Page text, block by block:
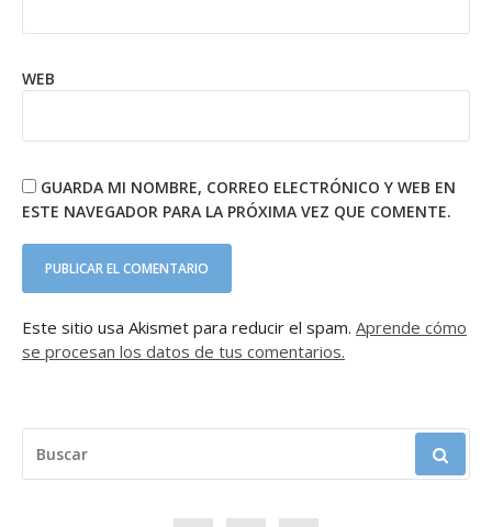
WEB
GUARDA MI NOMBRE, CORREO ELECTRÓNICO Y WEB EN
ESTE NAVEGADOR PARA LA PRÓXIMA VEZ QUE COMENTE.
Este sitio usa Akismet para reducir el spam. Aprende cómo
se procesan los datos de tus comentarios.